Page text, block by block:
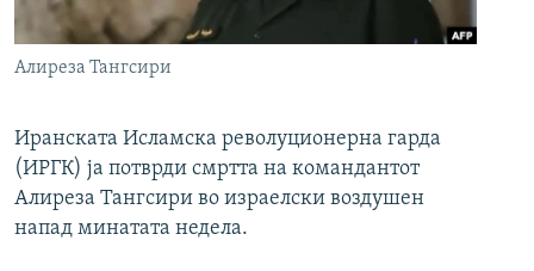
Алиреза Тангсири
Иранската Исламска револуционерна гарда
(ИРГК) ја потврди смртта на командантот
Алиреза Тангсири во израелски воздушен
напад минатата недела.